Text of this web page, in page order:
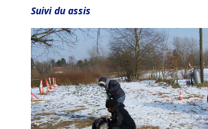
Suivi du assis